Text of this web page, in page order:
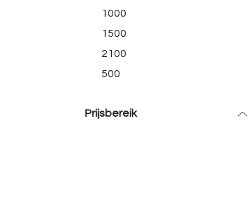
1000
1500
2100
500
Prijsbereik